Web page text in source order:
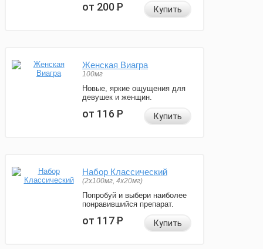
от 200Р Купить
Женская Виагра
100мг
Новые, яркие ощущения для
девушек и женщин.
от 116Р Купить
Набор Классический
(2x100мг, 4x20мг)
Попробуй и выбери наиболее
понравившийся препарат.
от 117Р Купить